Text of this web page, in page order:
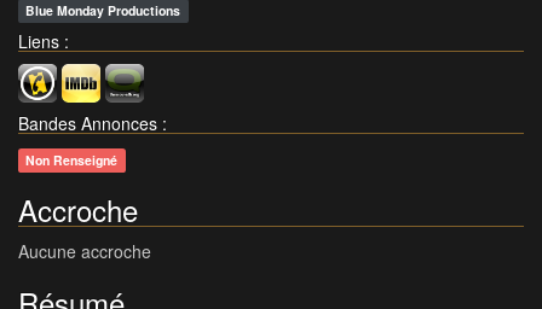
Blue Monday Productions
Liens :
Bandes Annonces :
Non Renseigné
Accroche
Aucune accroche